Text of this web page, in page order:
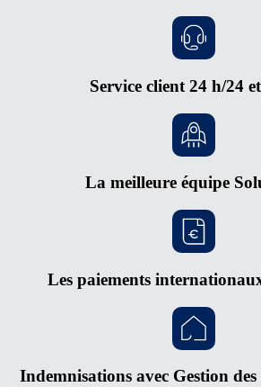
Service client 24 h/24
La meilleure équipe
Les paiements
Indemnisations avec Gestion des